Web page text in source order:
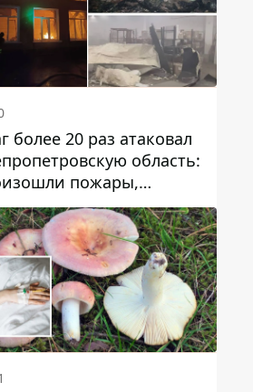
более 20 раз атаковал
область:
пожары,
дома,
и авто